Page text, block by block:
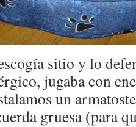
sitio y lo
jugaba con
un
gruesa (para